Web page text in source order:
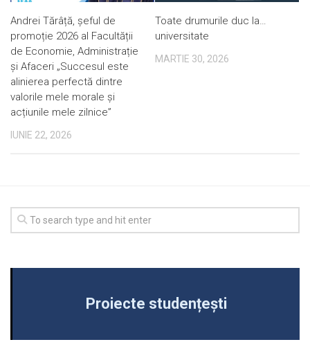
Andrei Tărâță, șeful de
promoție 2026 al Facultății
de Economie, Administrație
și Afaceri „Succesul este
alinierea perfectă dintre
valorile mele morale și
acțiunile mele zilnice”
IUNIE 22, 2026
Toate drumurile duc la…
universitate
MARTIE 30, 2026
Proiecte studențești